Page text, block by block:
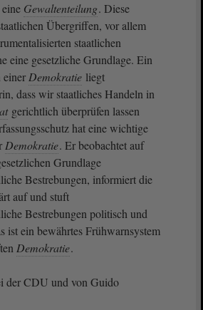
Gewaltenteilung. Diese
Übergriffen, vor allem
staatlichen
eine gesetzliche Grundlage. Ein
Demokratie liegt
dass wir staatliches Handeln in
gerichtlich überprüfen lassen
hat eine wichtige
Demokratie. Er beobachtet auf
Grundlage
Bestrebungen, informiert die
auf und stuft
Bestrebungen politisch und
ist ein bewährtes Frühwarnsystem
Demokratie.
der CDU und von Guido